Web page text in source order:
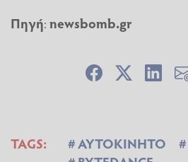
Πηγή:newsbomb.gr
TAGS: ΑΥΤΟΚΙΝΗΤΟ